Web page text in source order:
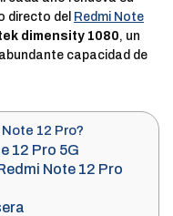
directo del Redmi Note
dimensity 1080, un
capacidad de
12 Pro?
12 Pro 5G
Note 12 Pro